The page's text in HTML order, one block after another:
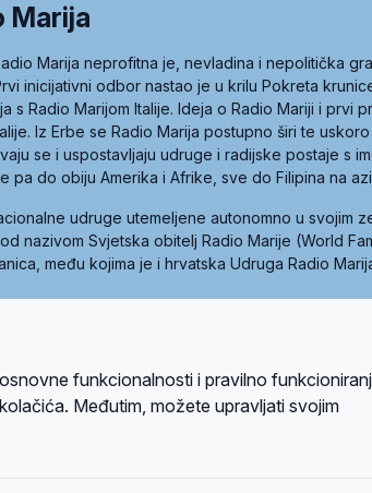
Marija
Marija neprofitna je, nevladina i nepolitička
inicijativni odbor nastao je u krilu Pokreta
s Radio Marijom Italije. Ideja o Radio Mariji i prvi
Iz Erbe se Radio Marija postupno širi te
se i uspostavljaju udruge i radijske postaje s
pa do obiju Amerika i Afrike, sve do Filipina na
udruge utemeljene autonomno u svojim
nazivom Svjetska obitelj Radio Marije (World
među kojima je i hrvatska Udruga Radio
funkcionalnosti i pravilno
Međutim, možete upravljati svojim